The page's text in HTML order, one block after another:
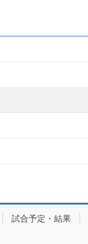
試合予定・結果